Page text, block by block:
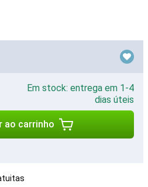
Em stock: entrega em 1-4
dias úteis
ao carrinho